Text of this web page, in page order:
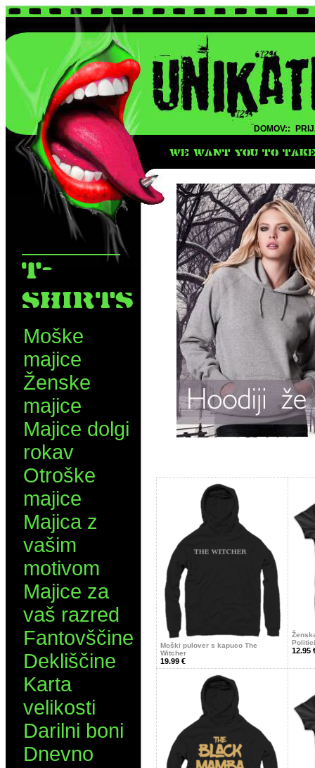
DOMOV::
WE WANT YOU TO
T-
SHIRTS
Moške
majice
Ženske
majice
Majice dolgi
rokav
Otroške
majice
Majica z
vašim
motivom
Majice za
vaš razred
Fantovščine
Dekliščine
Karta
velikosti
Darilni boni
Dnevno
Moški pulover s kapuco The
Witcher
19.99 €
12.95